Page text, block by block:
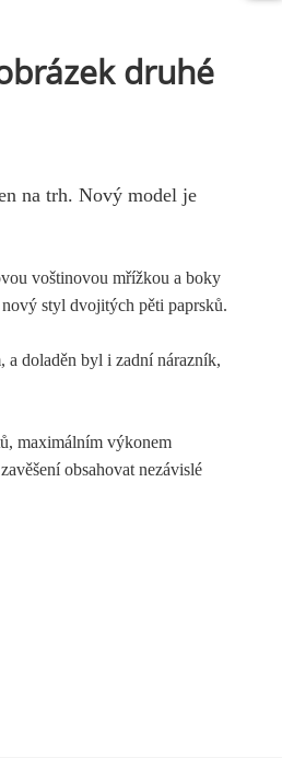
druhé
na trh. Nový model je
voštinovou mřížkou a boky
styl dvojitých pěti paprsků.
doladěn byl i zadní nárazník,
maximálním výkonem
obsahovat nezávislé